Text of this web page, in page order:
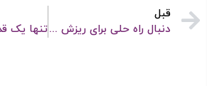
قبل
دنبال راه حلی برای ریزش موهات میگردی؟ این ویدئو رو ببین.
با شماره موبایل